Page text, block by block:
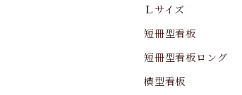
Ｌサイズ
短冊型看板
短冊型看板ロング
横型看板